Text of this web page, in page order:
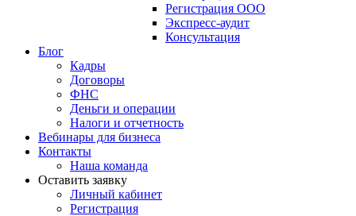
Регистрация ООО
Экспресс-аудит
Консультация
Блог
Кадры
Договоры
ФНС
Деньги и операции
Налоги и отчетность
Вебинары для бизнеса
Контакты
Наша команда
Оставить заявку
Личный кабинет
Регистрация